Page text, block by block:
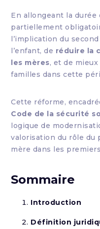
En allongeant la
partiellement
l’implication du
l’enfant, de réduire la
les mères, et de
familles dans cette
Cette réforme,
Code de la sécurité
logique de
valorisation du rôle du
mère dans les
Sommaire
Introduction
Définition